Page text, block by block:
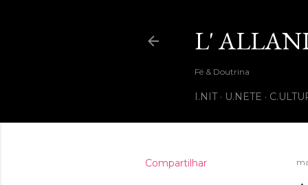
L'
Fé & Doutrina
I.NIT U.NETE
Compartilhar